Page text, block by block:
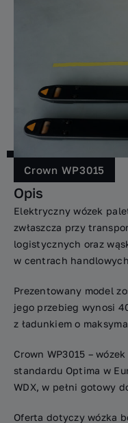
Crown WP3015
Opis
Elektryczny wózek
zwłaszcza przy
logistycznych oraz
w centrach
Prezentowany model
jego przebieg wynosi
z ładunkiem o
Crown WP3015 –
standardu Optima w
WDX, w pełni gotowy
Oferta dotyczy wózka